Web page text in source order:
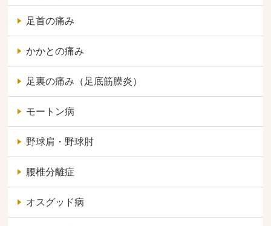
足首の痛み
かかとの痛み
足裏の痛み（足底筋膜炎）
モートン病
野球肩・野球肘
腰椎分離症
オスグッド病